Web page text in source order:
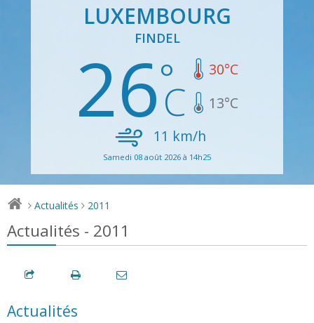
LUXEMBOURG
FINDEL
26 30°C
13°C
11 km/h
Samedi 08 août 2026 à 14h25
> Actualités > 2011
Actualités - 2011
Actualités